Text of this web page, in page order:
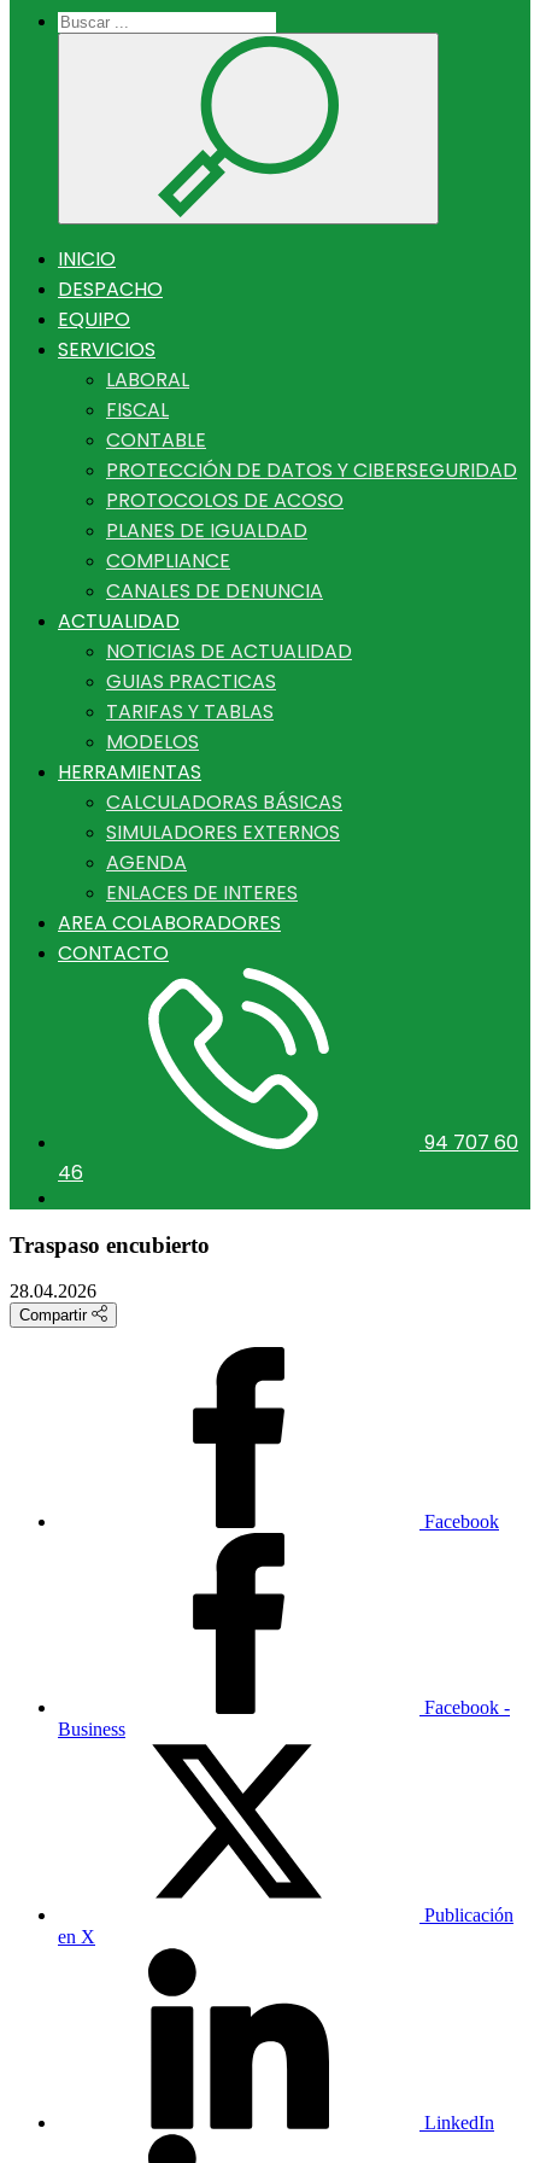
INICIO
DESPACHO
EQUIPO
SERVICIOS
LABORAL
FISCAL
CONTABLE
PROTECCIÓN DE DATOS Y CIBERSEGURIDAD
PROTOCOLOS DE ACOSO
PLANES DE IGUALDAD
COMPLIANCE
CANALES DE DENUNCIA
ACTUALIDAD
NOTICIAS DE ACTUALIDAD
GUIAS PRACTICAS
TARIFAS Y TABLAS
MODELOS
HERRAMIENTAS
CALCULADORAS BÁSICAS
SIMULADORES EXTERNOS
AGENDA
ENLACES DE INTERES
AREA COLABORADORES
CONTACTO
94 707 60
46
Traspaso encubierto
28.04.2026
Compartir
Facebook
Facebook -
Business
Publicación
en X
LinkedIn